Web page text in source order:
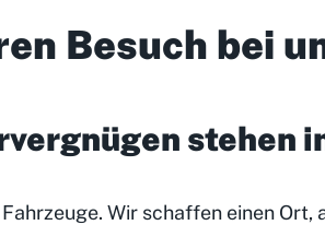
Besuch bei
stehen
Wir schaffen einen